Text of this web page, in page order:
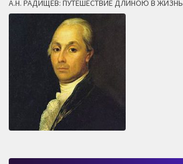
А.Н. РАДИЩЕВ: ПУТЕШЕСТВИЕ ДЛИНОЮ В ЖИЗНЬ